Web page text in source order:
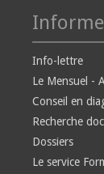
Info-lettre
Le Mensuel -
Conseil en
Recherche
Dossiers
Le service